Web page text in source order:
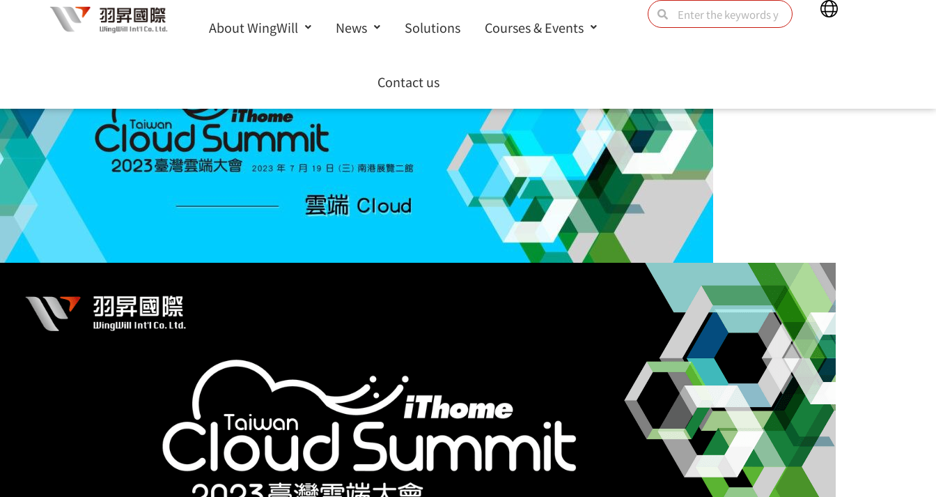
About WingWill News Solutions Courses & Events
Contact us
SearchSearch
Main